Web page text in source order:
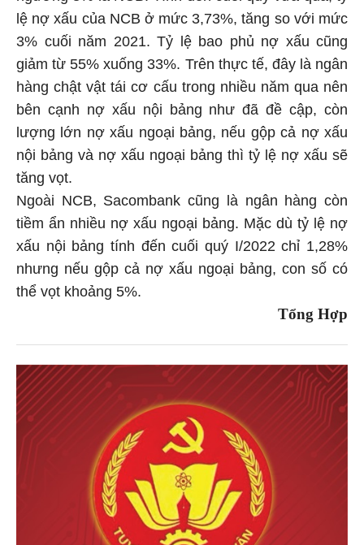
lệ nợ xấu của NCB ở mức 3,73%, tăng so với mức
3% cuối năm 2021. Tỷ lệ bao phủ nợ xấu cũng
giảm từ 55% xuống 33%. Trên thực tế, đây là ngân
hàng chật vật tái cơ cấu trong nhiều năm qua nên
bên cạnh nợ xấu nội bảng như đã đề cập, còn
lượng lớn nợ xấu ngoại bảng, nếu gộp cả nợ xấu
nội bảng và nợ xấu ngoại bảng thì tỷ lệ nợ xấu sẽ
tăng vọt.
Ngoài NCB, Sacombank cũng là ngân hàng còn
tiềm ẩn nhiều nợ xấu ngoại bảng. Mặc dù tỷ lệ nợ
xấu nội bảng tính đến cuối quý I/2022 chỉ 1,28%
nhưng nếu gộp cả nợ xấu ngoại bảng, con số có
thể vọt khoảng 5%.
Tổng Hợp